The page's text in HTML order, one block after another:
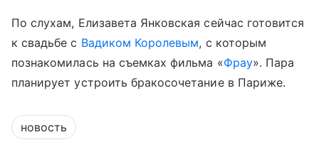
По слухам, Елизавета Янковская сейчас готовится
к свадьбе с Вадиком Королевым, с которым
познакомилась на съемках фильма «Фрау». Пара
планирует устроить бракосочетание в Париже.
новость